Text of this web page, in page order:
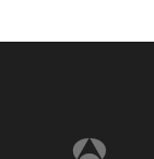
SERIES
SUEÑOS